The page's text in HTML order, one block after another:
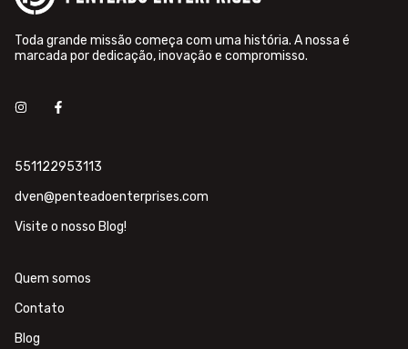
Toda grande missão começa com uma história. A nossa é
marcada por dedicação, inovação e compromisso.
551122953113
dven@penteadoenterprises.com
Visite o nosso Blog!
Quem somos
Contato
Blog